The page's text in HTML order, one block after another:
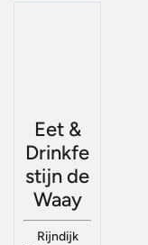
Eet &
Drinkfe
stijn de
Waay
Rijndijk